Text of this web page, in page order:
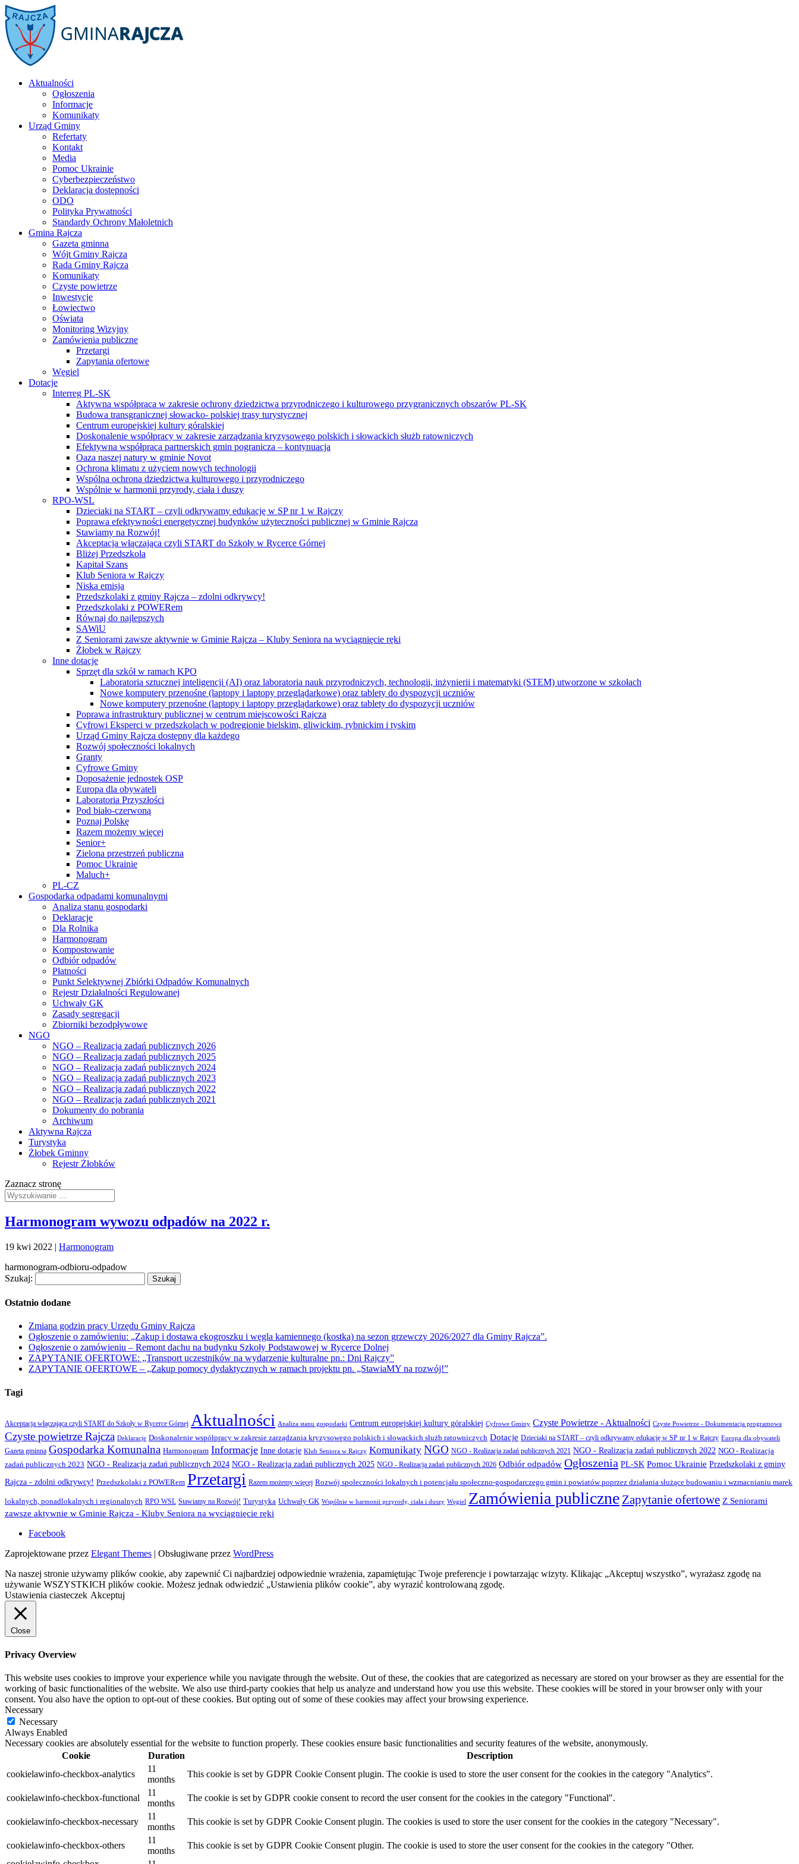
Aktualności
Ogłoszenia
Informacje
Komunikaty
Urząd Gminy
Refertaty
Kontakt
Media
Pomoc Ukrainie
Cyberbezpieczeństwo
Deklaracja dostępności
ODO
Polityka Prywatności
Standardy Ochrony Małoletnich
Gmina Rajcza
Gazeta gminna
Wójt Gminy Rajcza
Rada Gminy Rajcza
Komunikaty
Czyste powietrze
Inwestycje
Łowiectwo
Oświata
Monitoring Wizyjny
Zamówienia publiczne
Przetargi
Zapytania ofertowe
Węgiel
Dotacje
Interreg PL-SK
Aktywna współpraca w zakresie ochrony dziedzictwa przyrodniczego i kulturowego przygranicznych obszarów PL-SK
Budowa transgranicznej słowacko- polskiej trasy turystycznej
Centrum europejskiej kultury góralskiej
Doskonalenie współpracy w zakresie zarządzania kryzysowego polskich i słowackich służb ratowniczych
Efektywna współpraca partnerskich gmin pogranicza – kontynuacja
Oaza naszej natury w gminie Novot
Ochrona klimatu z użyciem nowych technologii
Wspólna ochrona dziedzictwa kulturowego i przyrodniczego
Wspólnie w harmonii przyrody, ciała i duszy
RPO-WSL
Dzieciaki na START – czyli odkrywamy edukację w SP nr 1 w Rajczy
Poprawa efektywności energetycznej budynków użyteczności publicznej w Gminie Rajcza
Stawiamy na Rozwój!
Akceptacja włączająca czyli START do Szkoły w Rycerce Górnej
Bliżej Przedszkola
Kapitał Szans
Klub Seniora w Rajczy
Niska emisja
Przedszkolaki z gminy Rajcza – zdolni odkrywcy!
Przedszkolaki z POWERem
Równaj do najlepszych
SAWiU
Z Seniorami zawsze aktywnie w Gminie Rajcza – Kluby Seniora na wyciągnięcie ręki
Żłobek w Rajczy
Inne dotacje
Sprzęt dla szkół w ramach KPO
Laboratoria sztucznej inteligencji (AI) oraz laboratoria nauk przyrodniczych, technologii, inżynierii i matematyki (STEM) utworzone w szkołach
Nowe komputery przenośne (laptopy i laptopy przeglądarkowe) oraz tablety do dyspozycji uczniów
Nowe komputery przenośne (laptopy i laptopy przeglądarkowe) oraz tablety do dyspozycji uczniów
Poprawa infrastruktury publicznej w centrum miejscowości Rajcza
Cyfrowi Eksperci w przedszkolach w podregionie bielskim, gliwickim, rybnickim i tyskim
Urząd Gminy Rajcza dostępny dla każdego
Rozwój społeczności lokalnych
Granty
Cyfrowe Gminy
Doposażenie jednostek OSP
Europa dla obywateli
Laboratoria Przyszłości
Pod biało-czerwoną
Poznaj Polskę
Razem możemy więcej
Senior+
Zielona przestrzeń publiczna
Pomoc Ukrainie
Maluch+
PL-CZ
Gospodarka odpadami komunalnymi
Analiza stanu gospodarki
Deklaracje
Dla Rolnika
Harmonogram
Kompostowanie
Odbiór odpadów
Płatności
Punkt Selektywnej Zbiórki Odpadów Komunalnych
Rejestr Działalności Regulowanej
Uchwały GK
Zasady segregacji
Zbiorniki bezodpływowe
NGO
NGO – Realizacja zadań publicznych 2026
NGO – Realizacja zadań publicznych 2025
NGO – Realizacja zadań publicznych 2024
NGO – Realizacja zadań publicznych 2023
NGO – Realizacja zadań publicznych 2022
NGO – Realizacja zadań publicznych 2021
Dokumenty do pobrania
Archiwum
Aktywna Rajcza
Turystyka
Żłobek Gminny
Rejestr Żłobków
Zaznacz stronę
Harmonogram wywozu odpadów na 2022 r.
19 kwi 2022 | Harmonogram
harmonogram-odbioru-odpadow
Szukaj:
Ostatnio dodane
Zmiana godzin pracy Urzędu Gminy Rajcza
Ogłoszenie o zamówieniu: „Zakup i dostawa ekogroszku i węgla kamiennego (kostka) na sezon grzewczy 2026/2027 dla Gminy Rajcza”.
Ogłoszenie o zamówieniu – Remont dachu na budynku Szkoły Podstawowej w Rycerce Dolnej
ZAPYTANIE OFERTOWE: „Transport uczestników na wydarzenie kulturalne pn.: Dni Rajczy”
ZAPYTANIE OFERTOWE – „Zakup pomocy dydaktycznych w ramach projektu pn. „StawiaMY na rozwój!”
Tagi
Akceptacja włączająca czyli START do Szkoły w Rycerce Górnej Aktualności Analiza stanu gospodarki Centrum europejskiej kultury góralskiej Cyfrowe Gminy Czyste Powietrze - Aktualności Czyste Powietrze - Dokumentacja programowa
Czyste powietrze Rajcza Deklaracje Doskonalenie współpracy w zakresie zarządzania kryzysowego polskich i słowackich służb ratowniczych Dotacje Dzieciaki na START – czyli odkrywamy edukację w SP nr 1 w Rajczy Europa dla obywateli
Gazeta gminna Gospodarka Komunalna Harmonogram Informacje Inne dotacje Klub Seniora w Rajczy Komunikaty NGO NGO - Realizacja zadań publicznych 2021 NGO - Realizacja zadań publicznych 2022 NGO - Realizacja
zadań publicznych 2023 NGO - Realizacja zadań publicznych 2024 NGO - Realizacja zadań publicznych 2025 NGO - Realizacja zadań publicznych 2026 Odbiór odpadów Ogłoszenia PL-SK Pomoc Ukrainie Przedszkolaki z gminy
Rajcza - zdolni odkrywcy! Przedszkolaki z POWERem Przetargi Razem możemy więcej Rozwój społeczności lokalnych i potencjału społeczno-gospodarczego gmin i powiatów poprzez działania służące budowaniu i wzmacnianiu marek
lokalnych, ponadlokalnych i regionalnych RPO WSL Stawiamy na Rozwój! Turystyka Uchwały GK Wspólnie w harmonii przyrody, ciała i duszy Węgiel Zamówienia publiczne Zapytanie ofertowe Z Seniorami
zawsze aktywnie w Gminie Rajcza - Kluby Seniora na wyciągnięcie ręki
Facebook
Zaprojektowane przez Elegant Themes | Obsługiwane przez WordPress
Na naszej stronie używamy plików cookie, aby zapewnić Ci najbardziej odpowiednie wrażenia, zapamiętując Twoje preferencje i powtarzając wizyty. Klikając „Akceptuj wszystko”, wyrażasz zgodę na
używanie WSZYSTKICH plików cookie. Możesz jednak odwiedzić „Ustawienia plików cookie”, aby wyrazić kontrolowaną zgodę.
Ustawienia ciasteczek Akceptuj
Close
Privacy Overview
This website uses cookies to improve your experience while you navigate through the website. Out of these, the cookies that are categorized as necessary are stored on your browser as they are essential for the
working of basic functionalities of the website. We also use third-party cookies that help us analyze and understand how you use this website. These cookies will be stored in your browser only with your
consent. You also have the option to opt-out of these cookies. But opting out of some of these cookies may affect your browsing experience.
Necessary
Necessary
Always Enabled
Necessary cookies are absolutely essential for the website to function properly. These cookies ensure basic functionalities and security features of the website, anonymously.
Cookie
Duration
Description
cookielawinfo-checkbox-analytics
11
months
This cookie is set by GDPR Cookie Consent plugin. The cookie is used to store the user consent for the cookies in the category "Analytics".
cookielawinfo-checkbox-functional
11
months
The cookie is set by GDPR cookie consent to record the user consent for the cookies in the category "Functional".
cookielawinfo-checkbox-necessary
11
months
This cookie is set by GDPR Cookie Consent plugin. The cookies is used to store the user consent for the cookies in the category "Necessary".
cookielawinfo-checkbox-others
11
months
This cookie is set by GDPR Cookie Consent plugin. The cookie is used to store the user consent for the cookies in the category "Other.